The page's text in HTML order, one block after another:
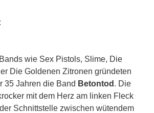
wie Sex Pistols, Slime, Die
Die Goldenen Zitronen gründeten
35 Jahren die Band Betontod . Die
mit dem Herz am linken Fleck
Schnittstelle zwischen wütendem